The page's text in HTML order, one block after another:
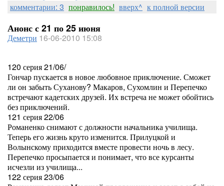
комментарии: 3 понравилось! вверх^ к полной версии
Анонс с 21 по 25 июня
Деметри 16-06-2010 15:08
120 серия 21/06/
Гончар пускается в новое любовное приключение. Сможет
ли он забыть Суханову? Макаров, Сухомлин и Перепечко
встречают кадетских друзей. Их встреча не может обойтись
без приключений.
121 серия 22/06
Романенко снимают с должности начальника училища.
Теперь его жизнь круто изменится. Прилуцкой и
Волынскому приходится вместе провести ночь в лесу.
Перепечко просыпается и понимает, что все курсанты
исчезли из училища...
122 серия 23/06